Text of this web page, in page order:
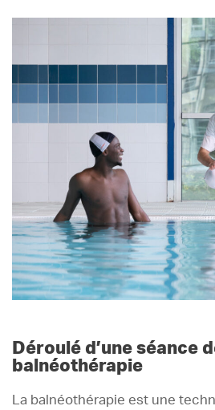
Déroulé d’une séance
balnéothérapie
La balnéothérapie est une